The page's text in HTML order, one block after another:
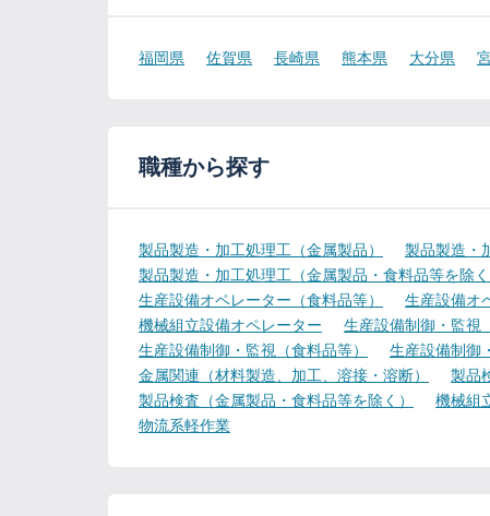
福岡県 佐賀県 長崎県 熊本県 大分県
職種から探す
製品製造・加工処理工（金属製品）
製品製造・
製品製造・加工処理工（金属製品・食料品等を除く
生産設備オペレーター（食料品等）
生産設備オ
機械組立設備オペレーター
生産設備制御・監視
生産設備制御・監視（食料品等）
生産設備制御
金属関連（材料製造、加工、溶接・溶断）
製品
製品検査（金属製品・食料品等を除く）
機械組
物流系軽作業